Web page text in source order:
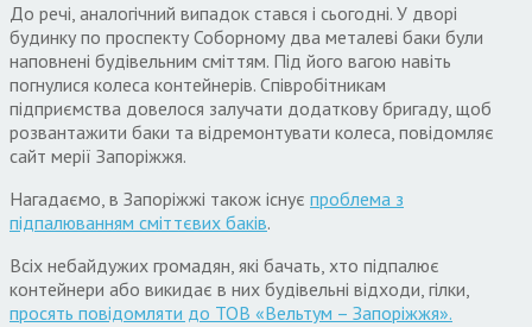
До речі, аналогічний випадок стався і сьогодні. У дворі
будинку по проспекту Соборному два металеві баки були
наповнені будівельним сміттям. Під його вагою навіть
погнулися колеса контейнерів. Співробітникам
підприємства довелося залучати додаткову бригаду, щоб
розвантажити баки та відремонтувати колеса, повідомляє
сайт мерії Запоріжжя.
Нагадаємо, в Запоріжжі також існує проблема з
підпалюванням сміттєвих баків.
Всіх небайдужих громадян, які бачать, хто підпалює
контейнери або викидає в них будівельні відходи, гілки,
просять повідомляти до ТОВ «Вельтум – Запоріжжя».